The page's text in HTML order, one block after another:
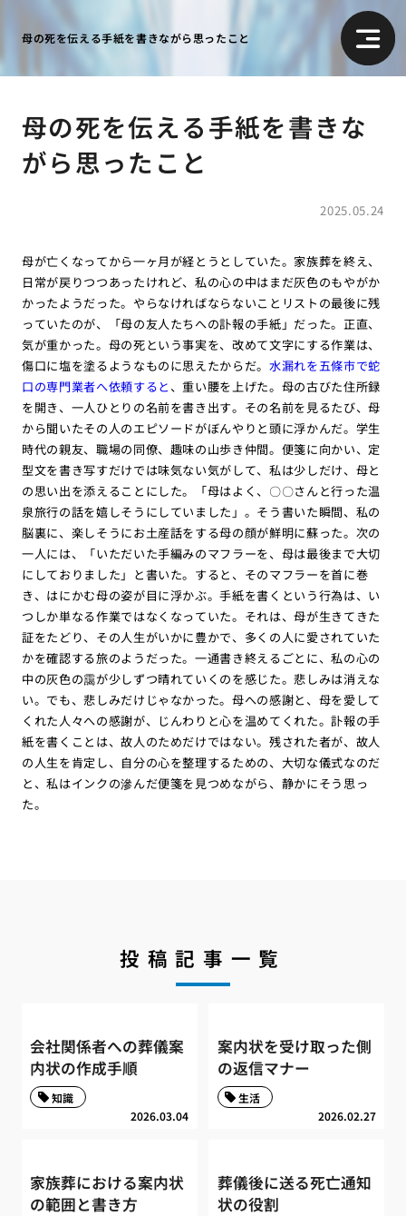
母の死を伝える手紙を書きながら思ったこと
母の死を伝える手紙を書きな
がら思ったこと
2025.05.24
母が亡くなってから一ヶ月が経とうとしていた。家族葬を終え、
日常が戻りつつあったけれど、私の心の中はまだ灰色のもやがか
かったようだった。やらなければならないことリストの最後に残
っていたのが、「母の友人たちへの訃報の手紙」だった。正直、
気が重かった。母の死という事実を、改めて文字にする作業は、
傷口に塩を塗るようなものに思えたからだ。水漏れを五條市で蛇
口の専門業者へ依頼すると 、重い腰を上げた。母の古びた住所録
を開き、一人ひとりの名前を書き出す。その名前を見るたび、母
から聞いたその人のエピソードがぼんやりと頭に浮かんだ。学生
時代の親友、職場の同僚、趣味の山歩き仲間。便箋に向かい、定
型文を書き写すだけでは味気ない気がして、私は少しだけ、母と
の思い出を添えることにした。「母はよく、〇〇さんと行った温
泉旅行の話を嬉しそうにしていました」。そう書いた瞬間、私の
脳裏に、楽しそうにお土産話をする母の顔が鮮明に蘇った。次の
一人には、「いただいた手編みのマフラーを、母は最後まで大切
にしておりました」と書いた。すると、そのマフラーを首に巻
き、はにかむ母の姿が目に浮かぶ。手紙を書くという行為は、い
つしか単なる作業ではなくなっていた。それは、母が生きてきた
証をたどり、その人生がいかに豊かで、多くの人に愛されていた
かを確認する旅のようだった。一通書き終えるごとに、私の心の
中の灰色の靄が少しずつ晴れていくのを感じた。悲しみは消えな
い。でも、悲しみだけじゃなかった。母への感謝と、母を愛して
くれた人々への感謝が、じんわりと心を温めてくれた。訃報の手
紙を書くことは、故人のためだけではない。残された者が、故人
の人生を肯定し、自分の心を整理するための、大切な儀式なのだ
と、私はインクの滲んだ便箋を見つめながら、静かにそう思っ
た。
投稿記事一覧
会社関係者への葬儀案
内状の作成手順
2026.03.04
知識
案内状を受け取った側
の返信マナー
2026.02.27
生活
家族葬における案内状
の範囲と書き方
葬儀後に送る死亡通知
状の役割